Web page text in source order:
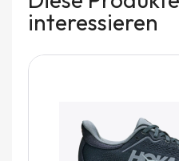
interessieren